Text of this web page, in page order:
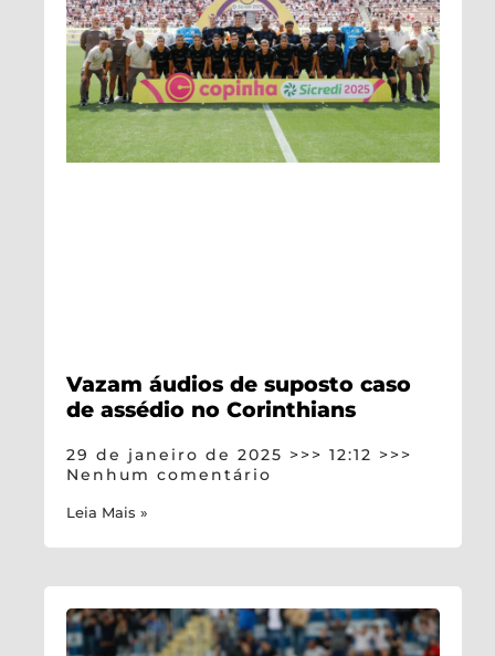
Vazam áudios de suposto caso
de assédio no Corinthians
29 de janeiro de 2025
12:12
Nenhum comentário
Leia Mais »